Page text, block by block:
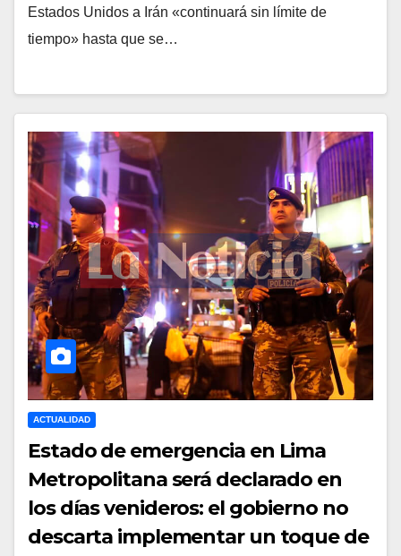
Estados Unidos a Irán «continuará sin límite de
tiempo» hasta que se…
ACTUALIDAD
Estado de emergencia en Lima
Metropolitana será declarado en
los días venideros: el gobierno no
descarta implementar un toque de